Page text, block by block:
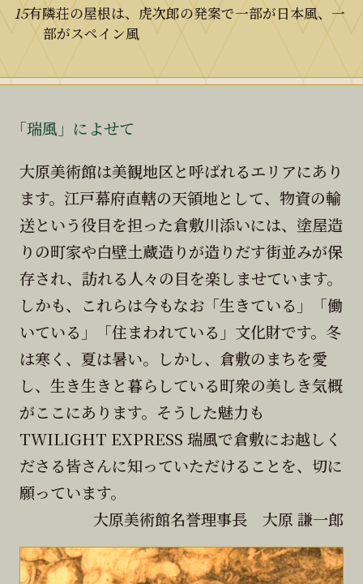
15有隣荘の屋根は、虎次郎の発案で一部が日本風、一
部がスペイン風
「瑞風」によせて
大原美術館は美観地区と呼ばれるエリアにあり
ます。江戸幕府直轄の天領地として、物資の輸
送という役目を担った倉敷川添いには、塗屋造
りの町家や白壁土蔵造りが造りだす街並みが保
存され、訪れる人々の目を楽しませています。
しかも、これらは今もなお「生きている」「働
いている」「住まわれている」文化財です。冬
は寒く、夏は暑い。しかし、倉敷のまちを愛
し、生き生きと暮らしている町衆の美しき気概
がここにあります。そうした魅力も
TWILIGHT EXPRESS 瑞風で倉敷にお越しく
ださる皆さんに知っていただけることを、切に
願っています。
大原美術館名誉理事長 大原 謙一郎